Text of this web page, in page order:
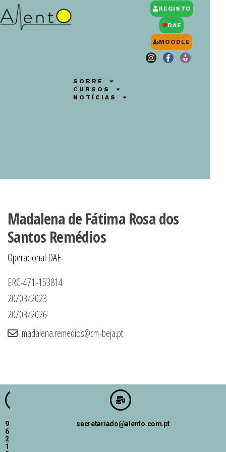
SOBRE
CURSOS
NOTÍCIAS
REGISTO
DAE
MOODLE
Madalena de Fátima Rosa dos
Santos Remédios
Operacional DAE
ERC-471-153814
20/03/2023
20/03/2026
madalena.remedios@cm-beja.pt
9
6
2
1
secretariado@alento.com.pt